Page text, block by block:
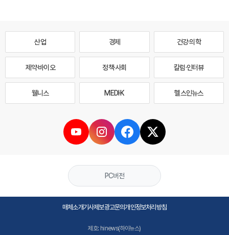
산업 경제 건강·의학
제약·바이오 정책·사회 칼럼·인터뷰
웰니스 MEDI·K 헬스인뉴스
PC버전
매체소개기사제보광고문의개인정보처리방침
제호: hinews(하이뉴스)